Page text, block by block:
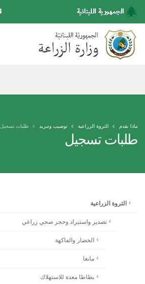
طلبات تسجيل
ماذا نقدم الثروة الزراعية توضيب وتبريد طلبات تسجيل
الثروة الزراعية
تصدير واستيراد وحجر صحي زراعي
الخضار والفاكهة
مانغا
بطاطا معدة للاستهلاك